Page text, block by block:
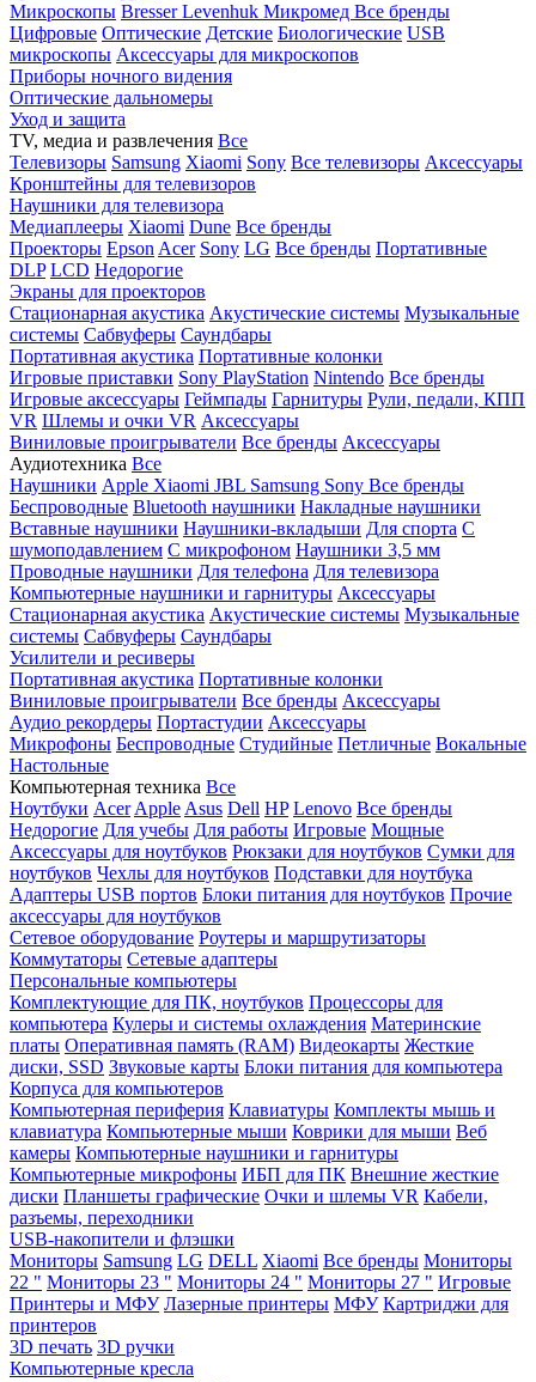
Микроскопы BresserLevenhuk Микромед Все бренды
Цифровые Оптические Детские Биологические USB
микроскопы Аксессуары для микроскопов
Приборы ночного видения
Оптические дальномеры
Уход и защита
TV, медиа и развлечения Все
Телевизоры Samsung Xiaomi Sony Все телевизоры Аксессуары
Кронштейны для телевизоров
Наушники для телевизора
Медиаплееры Xiaomi Dune Все бренды
Проекторы Epson Acer Sony LG Все бренды Портативные
DLP LCD Недорогие
Экраны для проекторов
Стационарная акустика Акустические системы Музыкальные
системы Сабвуферы Саундбары
Портативная акустика Портативные колонки
Игровые приставки Sony PlayStation Nintendo Все бренды
Игровые аксессуары Геймпады Гарнитуры Рули, педали, КПП
VR Шлемы и очки VR Аксессуары
Виниловые проигрыватели Все бренды Аксессуары
Аудиотехника Все
Наушники Apple Xiaomi JBL Samsung Sony Все бренды
Беспроводные Bluetooth наушники Накладные наушники
Вставные наушники Наушники-вкладыши Для спорта С
шумоподавлением С микрофоном Наушники 3,5 мм
Проводные наушники Для телефона Для телевизора
Компьютерные наушники и гарнитуры Аксессуары
Стационарная акустика Акустические системы Музыкальные
системы Сабвуферы Саундбары
Усилители и ресиверы
Портативная акустика Портативные колонки
Виниловые проигрыватели Все бренды Аксессуары
Аудио рекордеры Портастудии Аксессуары
Микрофоны Беспроводные Студийные Петличные Вокальные
Настольные
Компьютерная техника Все
Ноутбуки Acer Apple Asus Dell HP Lenovo Все бренды
Недорогие Для учебы Для работы Игровые Мощные
Аксессуары для ноутбуков Рюкзаки для ноутбуков Сумки для
ноутбуков Чехлы для ноутбуков Подставки для ноутбука
Адаптеры USB портов Блоки питания для ноутбуков Прочие
аксессуары для ноутбуков
Сетевое оборудование Роутеры и маршрутизаторы
Коммутаторы Сетевые адаптеры
Персональные компьютеры
Комплектующие для ПК, ноутбуков Процессоры для
компьютера Кулеры и системы охлаждения Материнские
платы Оперативная память (RAM) Видеокарты Жесткие
диски, SSD Звуковые карты Блоки питания для компьютера
Корпуса для компьютеров
Компьютерная периферия Клавиатуры Комплекты мышь и
клавиатура Компьютерные мыши Коврики для мыши Веб
камеры Компьютерные наушники и гарнитуры
Компьютерные микрофоны ИБП для ПК Внешние жесткие
диски Планшеты графические Очки и шлемы VR Кабели,
разъемы, переходники
USB-накопители и флэшки
Мониторы Samsung LG DELL Xiaomi Все бренды Мониторы
22 " Мониторы 23 " Мониторы 24 " Мониторы 27 " Игровые
Принтеры и МФУ Лазерные принтеры МФУ Картриджи для
принтеров
3D печать 3D ручки
Компьютерные кресла